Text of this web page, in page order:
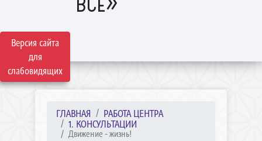
Версия сайта
для
слабовидящих
ГЛАВНАЯ
РАБОТА ЦЕНТРА
1. КОНСУЛЬТАЦИИ
Движение - жизнь!